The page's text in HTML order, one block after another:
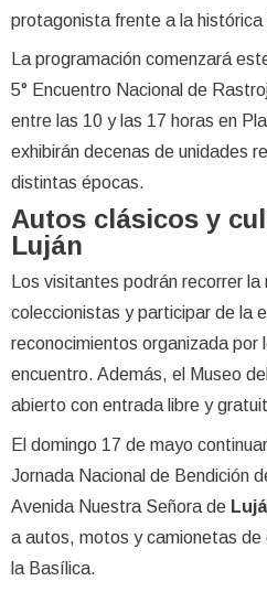
protagonista frente a la histórica
La programación comenzará
5° Encuentro Nacional de
entre las 10 y las 17 horas en
exhibirán decenas de unidades
distintas épocas.
Autos clásicos y
Luján
Los visitantes podrán recorrer
coleccionistas y participar de la
reconocimientos organizada por
encuentro. Además, el Museo
abierto con entrada libre y
El domingo 17 de mayo
Jornada Nacional de Bendición
Avenida Nuestra Señora de
a autos, motos y camionetas
la Basílica.